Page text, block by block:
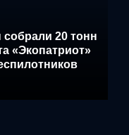
20 тонн
«Экопатриот»